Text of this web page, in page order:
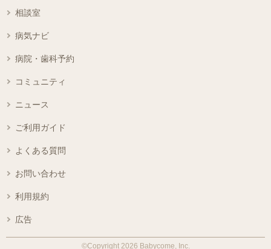
相談室
病気ナビ
病院・歯科予約
コミュニティ
ニュース
ご利用ガイド
よくある質問
お問い合わせ
利用規約
広告
©Copyright 2026 Babycome, Inc.